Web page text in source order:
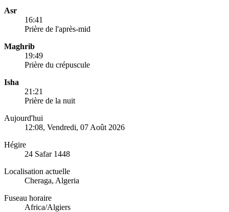
Asr
16:41
Prière de l'après-mid
Maghrib
19:49
Prière du crépuscule
Isha
21:21
Prière de la nuit
Aujourd'hui
12:08, Vendredi, 07 Août 2026
Hégire
24 Safar 1448
Localisation actuelle
Cheraga, Algeria
Fuseau horaire
Africa/Algiers